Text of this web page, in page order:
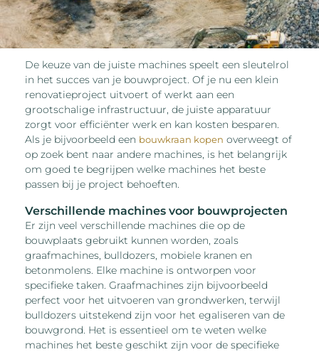
De keuze van de juiste machines speelt een sleutelrol
in het succes van je bouwproject. Of je nu een klein
renovatieproject uitvoert of werkt aan een
grootschalige infrastructuur, de juiste apparatuur
zorgt voor efficiënter werk en kan kosten besparen.
Als je bijvoorbeeld een bouwkraan kopen overweegt of
op zoek bent naar andere machines, is het belangrijk
om goed te begrijpen welke machines het beste
passen bij je project behoeften.
Verschillende machines voor bouwprojecten
Er zijn veel verschillende machines die op de
bouwplaats gebruikt kunnen worden, zoals
graafmachines, bulldozers, mobiele kranen en
betonmolens. Elke machine is ontworpen voor
specifieke taken. Graafmachines zijn bijvoorbeeld
perfect voor het uitvoeren van grondwerken, terwijl
bulldozers uitstekend zijn voor het egaliseren van de
bouwgrond. Het is essentieel om te weten welke
machines het beste geschikt zijn voor de specifieke